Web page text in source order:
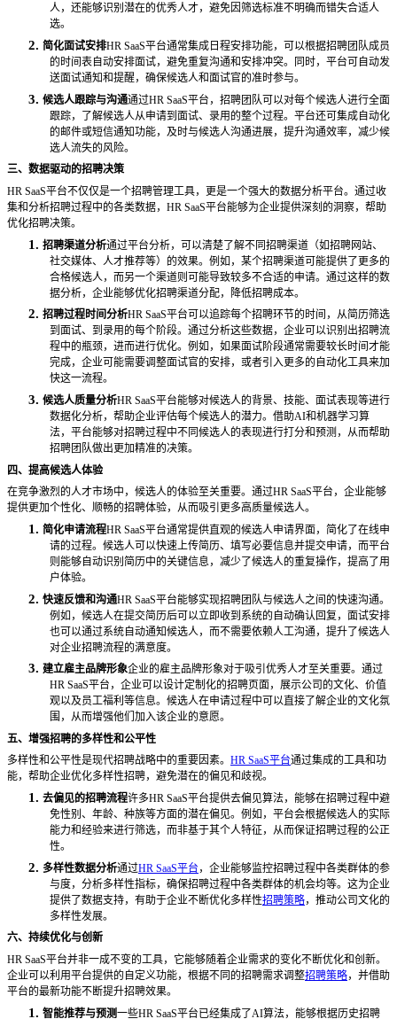
人，还能够识别潜在的优秀人才，避免因筛选标准不明确而错失合适人
选。
2. 简化面试安排HR SaaS平台通常集成日程安排功能，可以根据招聘团队成员
的时间表自动安排面试，避免重复沟通和安排冲突。同时，平台可自动发
送面试通知和提醒，确保候选人和面试官的准时参与。
3. 候选人跟踪与沟通通过HR SaaS平台，招聘团队可以对每个候选人进行全面
跟踪，了解候选人从申请到面试、录用的整个过程。平台还可集成自动化
的邮件或短信通知功能，及时与候选人沟通进展，提升沟通效率，减少候
选人流失的风险。
三、数据驱动的招聘决策
HR SaaS平台不仅仅是一个招聘管理工具，更是一个强大的数据分析平台。通过收
集和分析招聘过程中的各类数据，HR SaaS平台能够为企业提供深刻的洞察，帮助
优化招聘决策。
1. 招聘渠道分析通过平台分析，可以清楚了解不同招聘渠道（如招聘网站、
社交媒体、人才推荐等）的效果。例如，某个招聘渠道可能提供了更多的
合格候选人，而另一个渠道则可能导致较多不合适的申请。通过这样的数
据分析，企业能够优化招聘渠道分配，降低招聘成本。
2. 招聘过程时间分析HR SaaS平台可以追踪每个招聘环节的时间，从简历筛选
到面试、到录用的每个阶段。通过分析这些数据，企业可以识别出招聘流
程中的瓶颈，进而进行优化。例如，如果面试阶段通常需要较长时间才能
完成，企业可能需要调整面试官的安排，或者引入更多的自动化工具来加
快这一流程。
3. 候选人质量分析HR SaaS平台能够对候选人的背景、技能、面试表现等进行
数据化分析，帮助企业评估每个候选人的潜力。借助AI和机器学习算
法，平台能够对招聘过程中不同候选人的表现进行打分和预测，从而帮助
招聘团队做出更加精准的决策。
四、提高候选人体验
在竞争激烈的人才市场中，候选人的体验至关重要。通过HR SaaS平台，企业能够
提供更加个性化、顺畅的招聘体验，从而吸引更多高质量候选人。
1. 简化申请流程HR SaaS平台通常提供直观的候选人申请界面，简化了在线申
请的过程。候选人可以快速上传简历、填写必要信息并提交申请，而平台
则能够自动识别简历中的关键信息，减少了候选人的重复操作，提高了用
户体验。
2. 快速反馈和沟通HR SaaS平台能够实现招聘团队与候选人之间的快速沟通。
例如，候选人在提交简历后可以立即收到系统的自动确认回复，面试安排
也可以通过系统自动通知候选人，而不需要依赖人工沟通，提升了候选人
对企业招聘流程的满意度。
3. 建立雇主品牌形象企业的雇主品牌形象对于吸引优秀人才至关重要。通过
HR SaaS平台，企业可以设计定制化的招聘页面，展示公司的文化、价值
观以及员工福利等信息。候选人在申请过程中可以直接了解企业的文化氛
围，从而增强他们加入该企业的意愿。
五、增强招聘的多样性和公平性
多样性和公平性是现代招聘战略中的重要因素。 HR SaaS平台通过集成的工具和功
能，帮助企业优化多样性招聘，避免潜在的偏见和歧视。
1. 去偏见的招聘流程许多HR SaaS平台提供去偏见算法，能够在招聘过程中避
免性别、年龄、种族等方面的潜在偏见。例如，平台会根据候选人的实际
能力和经验来进行筛选，而非基于其个人特征，从而保证招聘过程的公正
性。
2. 多样性数据分析通过HR SaaS平台 ，企业能够监控招聘过程中各类群体的参
与度，分析多样性指标，确保招聘过程中各类群体的机会均等。这为企业
提供了数据支持，有助于企业不断优化多样性招聘策略，推动公司文化的
多样性发展。
六、持续优化与创新
HR SaaS平台并非一成不变的工具，它能够随着企业需求的变化不断优化和创新。
企业可以利用平台提供的自定义功能，根据不同的招聘需求调整招聘策略，并借助
平台的最新功能不断提升招聘效果。
1. 智能推荐与预测一些HR SaaS平台已经集成了AI算法，能够根据历史招聘